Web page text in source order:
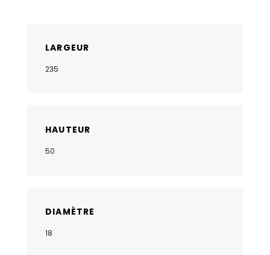
LARGEUR
235
HAUTEUR
50
DIAMÈTRE
18